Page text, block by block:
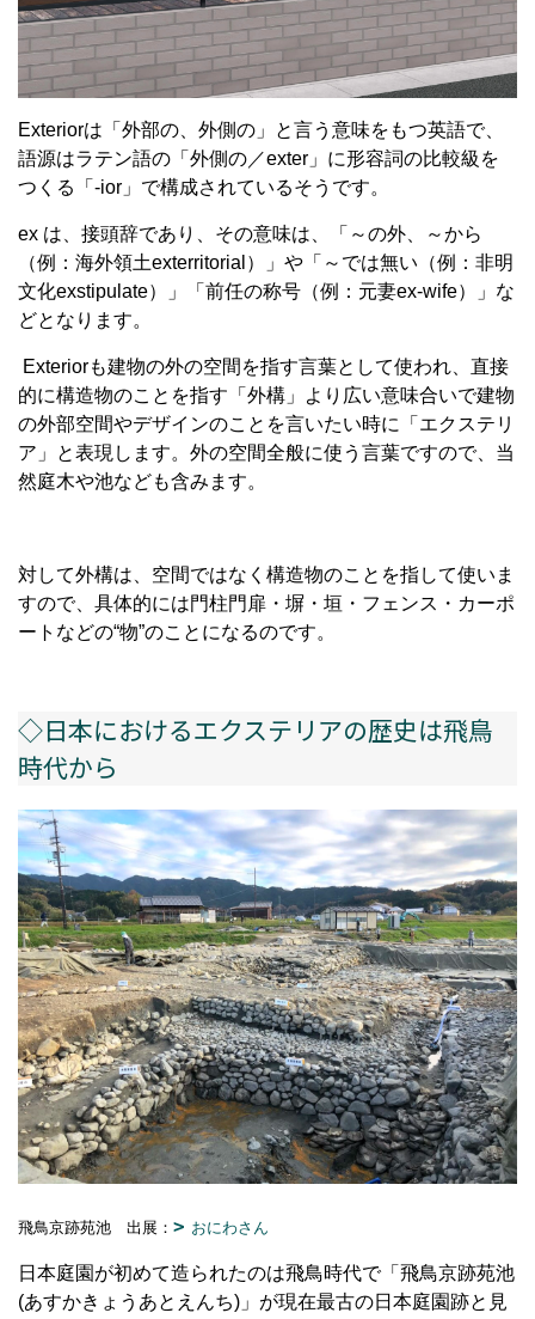
Exteriorは「外部の、外側の」と言う意味をもつ英語で、
語源はラテン語の「外側の／exter 」に形容詞の比較級を
つくる「 -ior 」で構成されているそうです。
ex は、接頭辞であり、その意味は、「～の外、～から
（例：海外領土exterritorial ）」や「～では無い（例：非明
文化exstipulate）」「前任の称号（例：元妻ex-wife）」な
どとなります。
Exteriorも建物の外の空間を指す言葉として使われ、直接
的に構造物のことを指す「外構」より広い意味合いで建物
の外部空間やデザインのことを言いたい時に「エクステリ
ア」と表現します。外の空間全般に使う言葉ですので、当
然庭木や池なども含みます。
対して外構は、空間ではなく構造物のことを指して使いま
すので、具体的には門柱門扉・塀・垣・フェンス・カーポ
ートなどの“物”のことになるのです。
◇日本におけるエクステリアの歴史は飛鳥
時代から
飛鳥京跡苑池 出展： おにわさん
日本庭園が初めて造られたのは飛鳥時代で「飛鳥京跡苑池
(あすかきょうあとえんち) 」が現在最古の日本庭園跡と見